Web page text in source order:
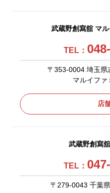
武蔵野創寫舘 マ
TEL：
〒353-0004 埼玉県
マルイファ
店
武蔵野創寫
TEL：
〒279-0043 千葉